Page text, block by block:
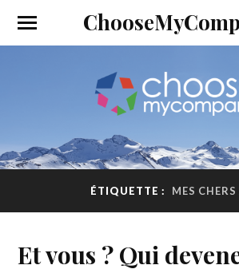
ÉTIQUETTE : MES
Et vous ? Qui